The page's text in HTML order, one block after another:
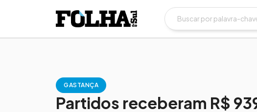
GASTANÇA
Partidos receberam R$